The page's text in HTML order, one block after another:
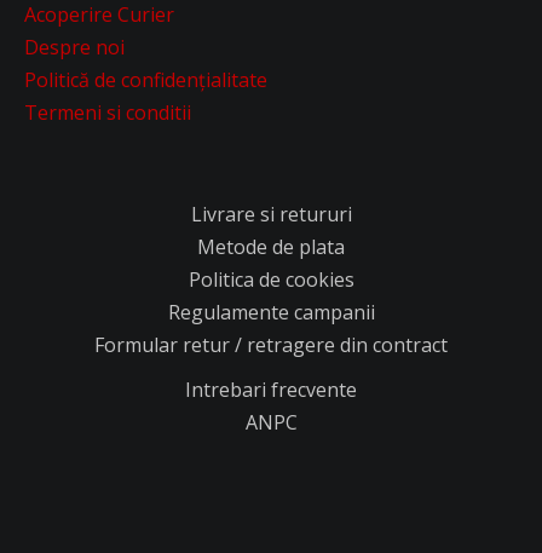
Acoperire Curier
Despre noi
Politică de confidențialitate
Termeni si conditii
Livrare si retururi
Metode de plata
Politica de cookies
Regulamente campanii
Formular retur / retragere din contract
Intrebari frecvente
ANPC